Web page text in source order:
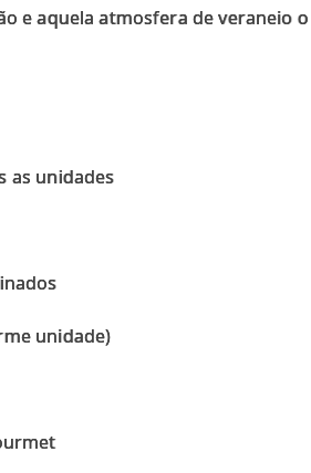
e aquela atmosfera de veraneio
as unidades
unidade)